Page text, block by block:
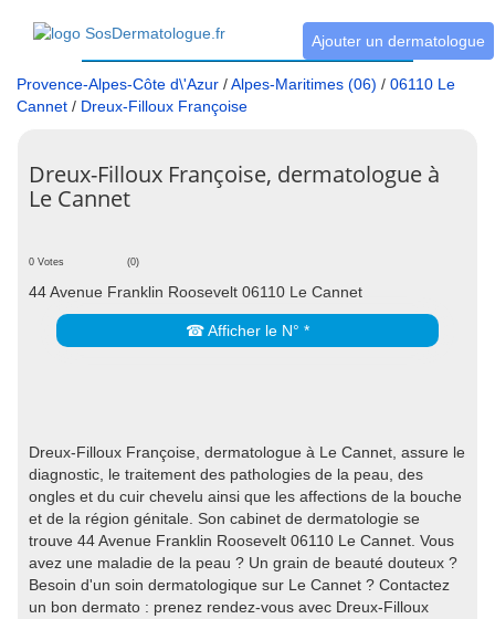
Ajouter un dermatologue
Provence-Alpes-Côte d\'Azur /Alpes-Maritimes (06) / 06110 Le
Cannet / Dreux-Filloux Françoise
Dreux-Filloux Françoise, dermatologue à
Le Cannet
0 Votes (0)
44 Avenue Franklin Roosevelt 06110 Le Cannet
☎ Afficher le N° *
Dreux-Filloux Françoise, dermatologue à Le Cannet, assure le
diagnostic, le traitement des pathologies de la peau, des
ongles et du cuir chevelu ainsi que les affections de la bouche
et de la région génitale. Son cabinet de dermatologie se
trouve 44 Avenue Franklin Roosevelt 06110 Le Cannet. Vous
avez une maladie de la peau ? Un grain de beauté douteux ?
Besoin d'un soin dermatologique sur Le Cannet ? Contactez
un bon dermato : prenez rendez-vous avec Dreux-Filloux